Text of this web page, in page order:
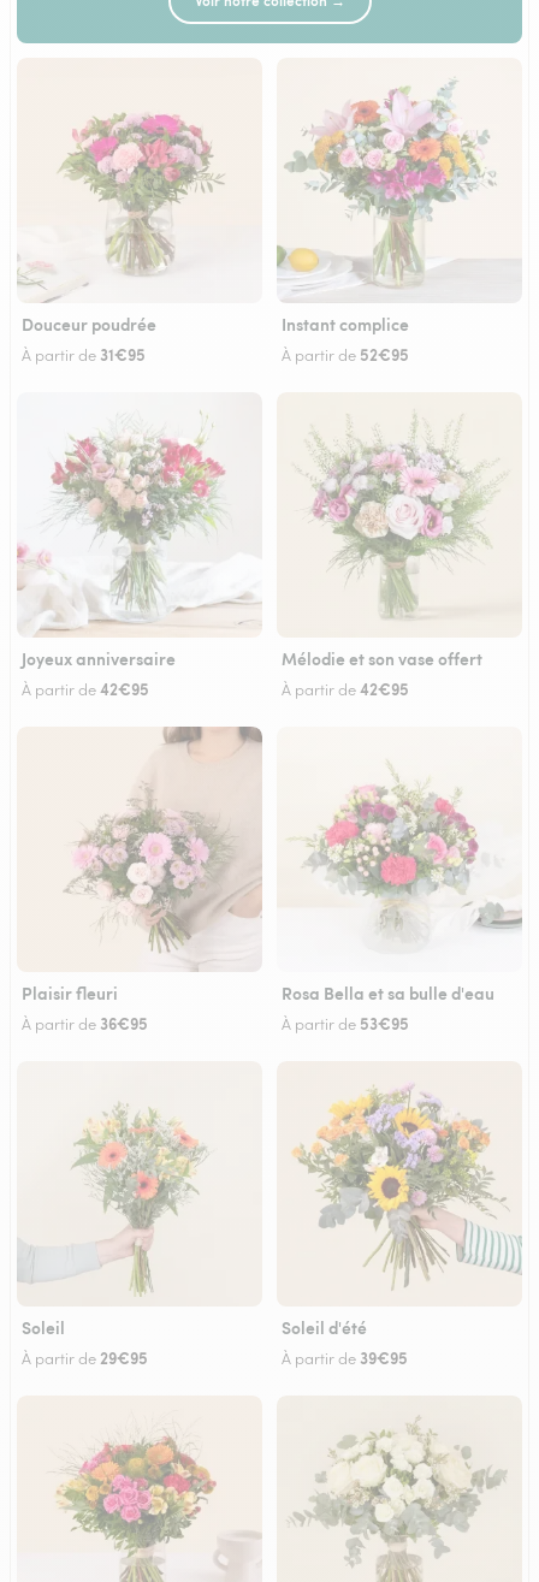
Douceur poudrée
À partir de 31€95
Instant complice
À partir de 52€95
Joyeux anniversaire
À partir de42€95
Mélodie et son vase offert
À partir de42€95
Plaisir fleuri
À partir de 36€95
Rosa Bella et sa bulle d'eau
À partir de 53€95
Soleil
À partir de 29€95
Soleil d'été
À partir de 39€95